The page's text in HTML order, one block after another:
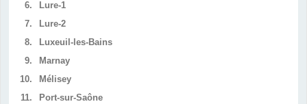
6.
Lure-1
7.
Lure-2
8.
Luxeuil-les-Bains
9.
Marnay
10.
Mélisey
11.
Port-sur-Saône